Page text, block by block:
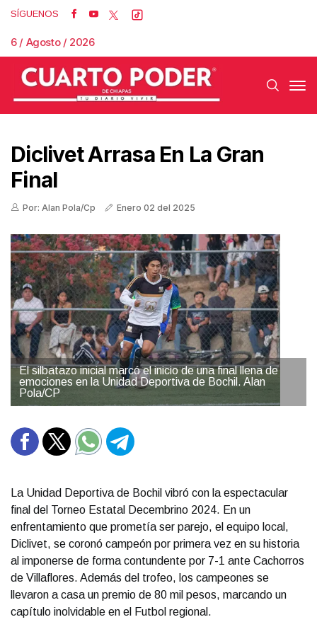
SÍGUENOS
6 / Agosto / 2026
Diclivet Arrasa En La Gran
Final
Por: Alan Pola/Cp Enero 02 del 2025
El silbatazo inicial marcó el inicio de una final llena de
emociones en la Unidad Deportiva de Bochil. Alan
Pola/CP
La Unidad Deportiva de Bochil vibró con la espectacular
final del Torneo Estatal Decembrino 2024. En un
enfrentamiento que prometía ser parejo, el equipo local,
Diclivet, se coronó campeón por primera vez en su historia
al imponerse de forma contundente por 7-1 ante Cachorros
de Villaflores. Además del trofeo, los campeones se
llevaron a casa un premio de 80 mil pesos, marcando un
capítulo inolvidable en el Futbol regional.